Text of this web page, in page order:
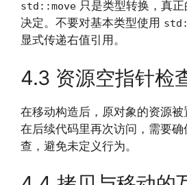
std::move 只是类型转换，真
决定。不要对基本类型使用
显式传递右值引用。
4.3 资源空指针检
在移动构造后，原对象的资源被
在后续代码里再次访问，需要
查，避免未定义行为。